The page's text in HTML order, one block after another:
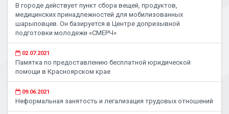
В городе действует пункт сбора вещей, продуктов,
медицинских принадлежностей для мобилизованных
шарыповцев. Он базируется в Центре допризывной
подготовки молодежи «СМЕРЧ»
02.07.2021
Памятка по предоставлению бесплатной юридической
помощи в Красноярском крае
09.06.2021
Неформальная занятость и легализация трудовых отношений